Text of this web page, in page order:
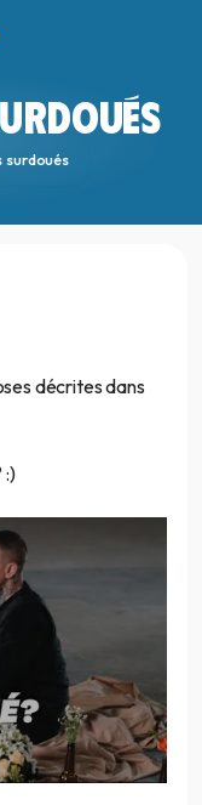
surdoués
décrites dans
:)